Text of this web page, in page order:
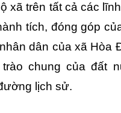
xã trên tất cả các
tích, đóng góp
dân của xã Hòa
chung của đất
lịch sử.